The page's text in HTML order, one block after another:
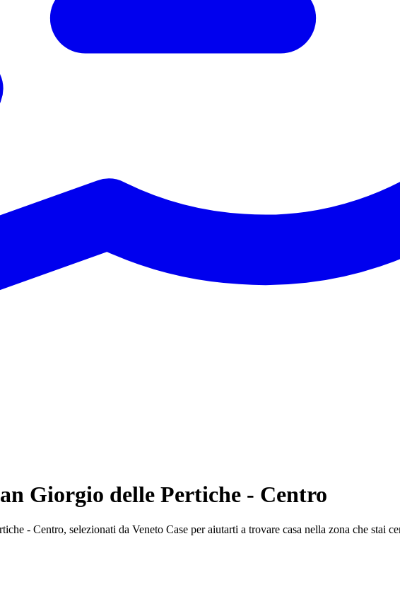
Giorgio delle Pertiche - Centro
- Centro, selezionati da Veneto Case per aiutarti a trovare casa nella zona che stai